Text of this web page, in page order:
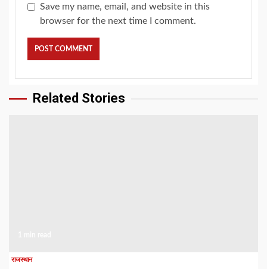
Save my name, email, and website in this
browser for the next time I comment.
Related Stories
राजस्थान